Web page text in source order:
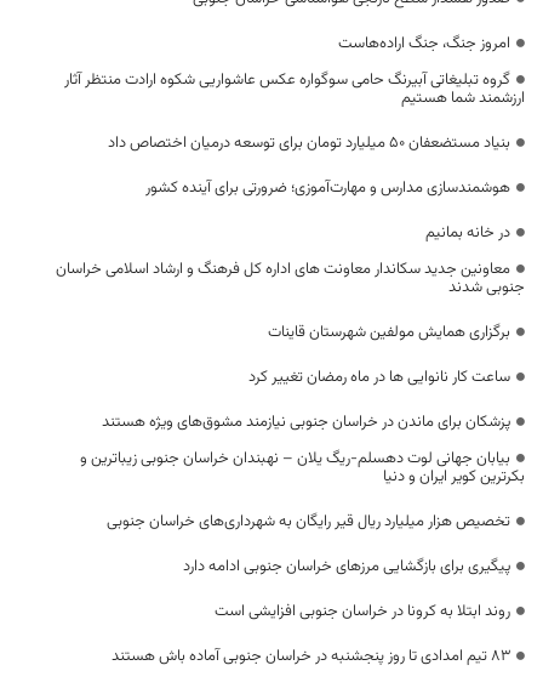
امروز جنگ، جنگ اراده‌هاست
گروه تبلیغاتی آبیرنگ حامی سوگواره عکس عاشواریی شکوه ارادت منتظر آثار
ارزشمند شما هستیم
بنیاد مستضعفان ۵۰ میلیارد تومان برای توسعه درمیان اختصاص داد
هوشمندسازی مدارس و مهارت‌آموزی؛ ضرورتی برای آینده کشور
در خانه بمانیم
معاونین جدید سکاندار معاونت های اداره کل فرهنگ و ارشاد اسلامی خراسان
جنوبی شدند
برگزاری همایش مولفین شهرستان قاینات
ساعت کار نانوایی ها در ماه رمضان تغییر کرد
پزشکان برای ماندن در خراسان جنوبی نیازمند مشوق‌های ویژه هستند
بیابان جهانی لوت دهسلم-ریگ یلان – نهبندان خراسان جنوبی زیباترین و
بکرترین کویر ایران و دنیا
تخصیص هزار میلیارد ریال قیر رایگان به شهرداری‌های خراسان جنوبی
پیگیری‌ برای بازگشایی مرزهای خراسان جنوبی ادامه دارد
روند ابتلا به کرونا در خراسان جنوبی افزایشی است
83 تیم امدادی تا روز پنجشنبه در خراسان جنوبی آماده باش هستند